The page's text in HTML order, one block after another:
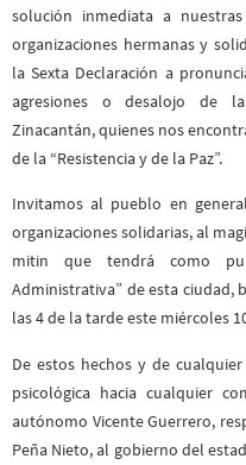
solución inmediata a
organizaciones hermanas y
la Sexta Declaración a
agresiones o desalojo de
Zinacantán, quienes nos
de la “Resistencia y de la Paz”.
Invitamos al pueblo en
organizaciones solidarias, al
mitin que tendrá como
Administrativa” de esta ciudad,
las 4 de la tarde este miércoles
De estos hechos y de
psicológica hacia cualquier
autónomo Vicente Guerrero,
Peña Nieto, al gobierno del